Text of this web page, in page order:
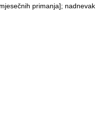
primanja]; nadnevak